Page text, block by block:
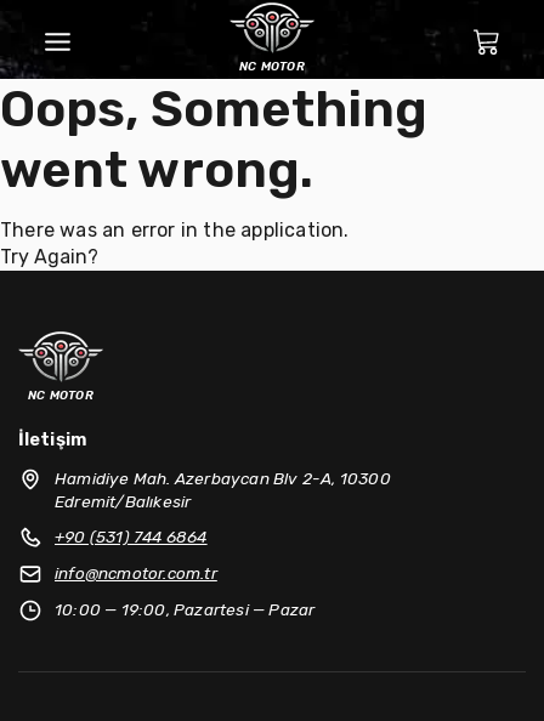
nc motor
Oops, Something
went wrong.
There was an error in the application.
Try Again?
nc motor
İletişim
Hamidiye Mah. Azerbaycan Blv 2-A, 10300
Edremit/Balıkesir
+90 (531) 744 6864
info@ncmotor.com.tr
10:00 — 19:00, Pazartesi — Pazar